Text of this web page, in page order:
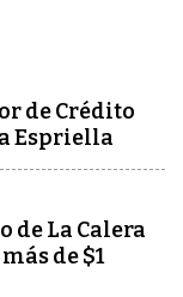
de Crédito
Espriella
de La Calera
de $1